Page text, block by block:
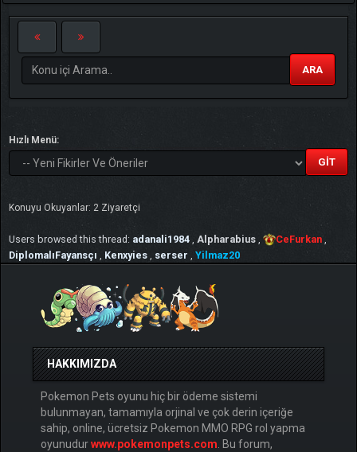
ARA
Hızlı Menü:
Konuyu Okuyanlar: 2 Ziyaretçi
Users browsed this thread: adanali1984 Alpharabius CeFurkan
DiplomalıFayansçı
Kenxyies serser Yilmaz20
HAKKIMIZDA
Pokemon Pets oyunu hiç bir ödeme sistemi
bulunmayan, tamamıyla orjinal ve çok derin içeriğe
sahip, online, ücretsiz Pokemon MMO RPG rol yapma
oyunudurwww.pokemonpets.com . Bu forum,